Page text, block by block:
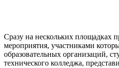
Сразу на нескольких площадках
мероприятия, участниками
образовательных организаций,
технического колледжа,